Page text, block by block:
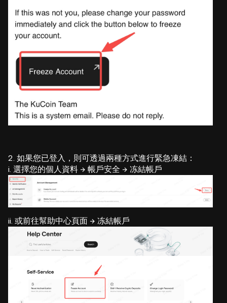
2. 如果您已登入，則可透過兩種方式進行緊急凍結：
i. 選擇您的個人資料 → 帳戶安全 → 冻結帳戶
ii. 或前往幫助中心頁面 → 冻結帳戶